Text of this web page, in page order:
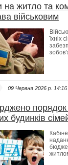
на житло та
військовим
їхніх
09 Червня 2026 p. 14:16
будинків